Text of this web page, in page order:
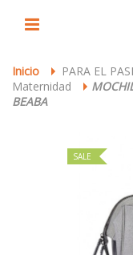
Inicio > PARA EL
Maternidad
>
BEABA
SALE